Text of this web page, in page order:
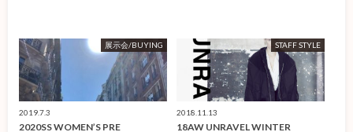
展示会/BUYING
2019.7.3
2020SS WOMEN’S PRE
STAFF STYLE
2018.11.13
18AW UNRAVEL WINTER